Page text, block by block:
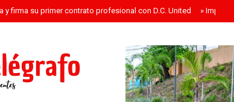
y firma su primer contrato profesional con D.C. United »